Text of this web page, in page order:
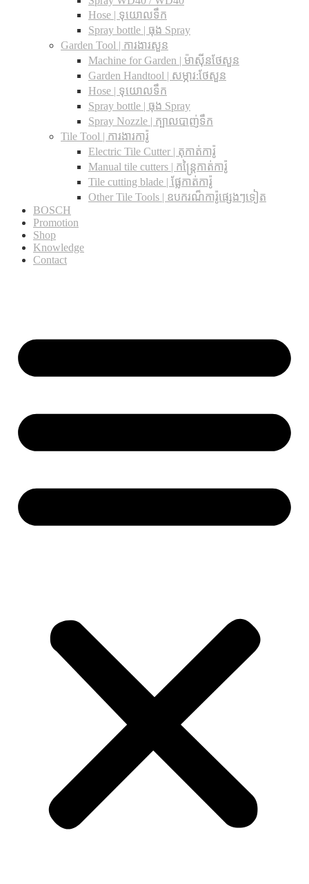
Hose | ទុយោលទឹក
Spray bottle | ធុង Spray
Garden Tool | ការងារសួន
Machine for Garden | ម៉ាស៊ីនថែសួន
Garden Handtool | សម្ភារ:ថែសួន
Hose | ទុយោលទឹក
Spray bottle | ធុង Spray
Spray Nozzle | ក្បាលបាញ់ទឹក
Tile Tool | ការងារការ៉ូ
Electric Tile Cutter | តុកាត់ការ៉ូ
Manual tile cutters | កន្ត្រៃកាត់ការ៉ូ
Tile cutting blade | ផ្លែកាត់ការ៉ូ
Other Tile Tools | ឧបករណ៏ការ៉ូផ្សេងៗទៀត
BOSCH
Promotion
Shop
Knowledge
Contact